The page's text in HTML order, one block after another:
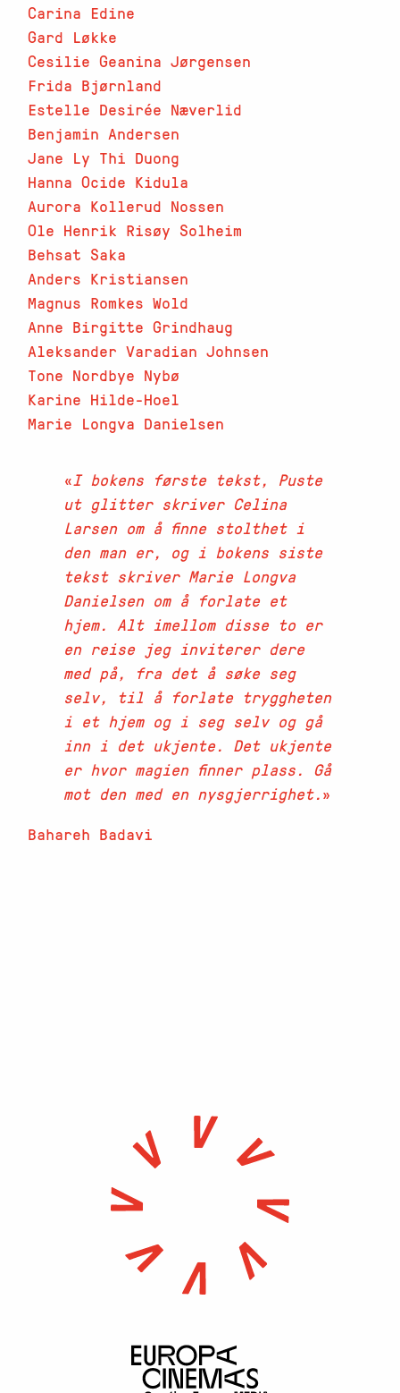
Carina Edine
Gard Løkke
Cesilie Geanina Jørgensen
Frida Bjørnland
Estelle Desirée Næverlid
Benjamin Andersen
Jane Ly Thi Duong
Hanna Ocide Kidula
Aurora Kollerud Nossen
Ole Henrik Risøy Solheim
Behsat Saka
Anders Kristiansen
Magnus Romkes Wold
Anne Birgitte Grindhaug
Aleksander Varadian Johnsen
Tone Nordbye Nybø
Karine Hilde-Hoel
Marie Longva Danielsen
I bokens første tekst, Puste
ut glitter skriver Celina
Larsen om å finne stolthet i
den man er, og i bokens siste
tekst skriver Marie Longva
Danielsen om å forlate et
hjem. Alt imellom disse to er
en reise jeg inviterer dere
med på, fra det å søke seg
selv, til å forlate tryggheten
i et hjem og i seg selv og gå
inn i det ukjente. Det ukjente
er hvor magien finner plass. Gå
mot den med en nysgjerrighet.
Bahareh Badavi